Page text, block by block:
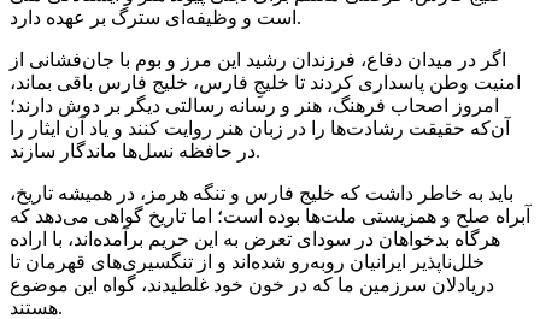
است و وظیفه‌ای سترگ بر عهده دارد.
اگر در میدان دفاع، فرزندان رشید این مرز و بوم با جان‌فشانی از
امنیت وطن پاسداری کردند تا خلیجِ فارس، خلیج فارس باقی بماند،
امروز اصحاب فرهنگ، هنر و رسانه رسالتی دیگر بر دوش دارند؛
آن‌که حقیقت رشادت‌ها را در زبان هنر روایت کنند و یاد آن ایثار را
در حافظه نسل‌ها ماندگار سازند.
باید به خاطر داشت که خلیج فارس و تنگه هرمز، در همیشه‌ تاریخ،
آبراه صلح و همزیستی ملت‌ها بوده است؛ اما تاریخ گواهی می‌دهد که
هرگاه بدخواهان در سودای تعرض به این حریم برآمده‌اند، با اراده
خلل‌ناپذیر ایرانیان روبه‌رو شده‌اند و از تنگسیری‌های قهرمان تا
دریادلان سرزمین ما که در خون خود غلطیدند، گواه این موضوع
هستند.